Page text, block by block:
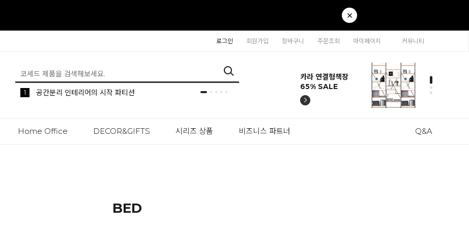
로그인 회원가입 장바구니 주문조회 마이페이지 커뮤니티
5 생활 속 편리한 이동식 사이드 테이블 시리즈
1 공간분리 인테리어의 시작 파티션
2 나만의 높이를 맞춰주는 모션데스크
티나 인테리어의자
57% SALE
카라 연결형책장
65% SALE
이동형 높이조절
테이블 47% SALE
티나 인테리어의자
57% SALE
카라 연결형책장
65% SALE
Home Office DECOR&GIFTS 시리즈 상품 비즈니스 파트너 Q&A
BED